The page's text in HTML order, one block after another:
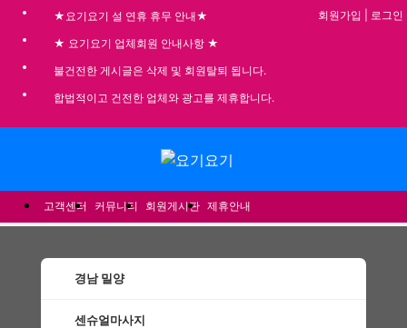
★요기요기 설 연휴 휴무 안내★
★ 요기요기 업체회원 안내사항 ★
불건전한 게시글은 삭제 및 회원탈퇴 됩니다.
합법적이고 건전한 업체와 광고를 제휴합니다.
회원가입 로그인
고객센터 커뮤니티 회원게시판 제휴안내
경남 밀양
센슈얼마사지